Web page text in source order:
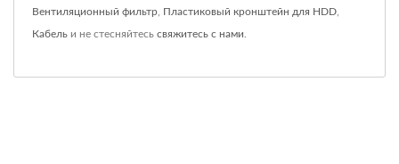
Вентиляционный фильтр Пластиковый кронштейн для HDD
Кабель и не стесняйтесь свяжитесь с нами